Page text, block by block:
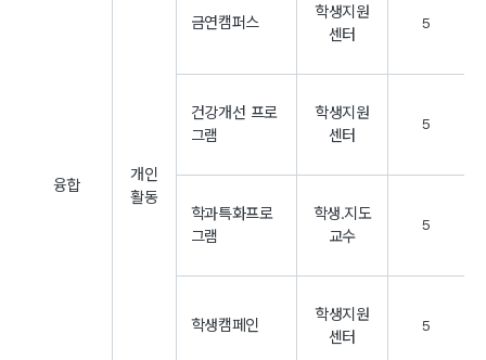
융합
개인
활동
금연캠퍼스
학생지원
센터
5
건강개선 프로
그램
학생지원
센터
5
학과특화프로
그램
학생.지도
교수
5
학생캠페인
학생지원
센터
5